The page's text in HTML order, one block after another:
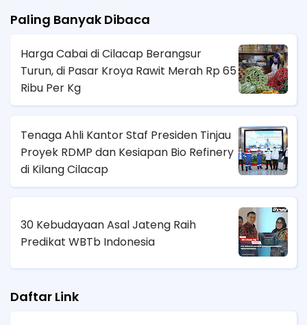
Paling Banyak Dibaca
Harga Cabai di Cilacap Berangsur
Turun, di Pasar Kroya Rawit Merah Rp 65
Ribu Per Kg
Tenaga Ahli Kantor Staf Presiden Tinjau
Proyek RDMP dan Kesiapan Bio Refinery
di Kilang Cilacap
30 Kebudayaan Asal Jateng Raih
Predikat WBTb Indonesia
Daftar Link